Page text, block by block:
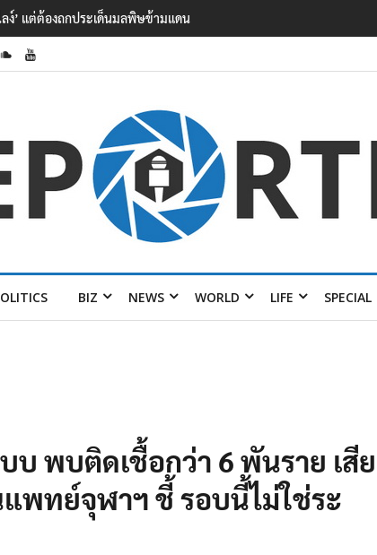
แรงงาน ฉบับใหม่ ขยายกรอบความร่วมมือ 5 ปี
BIZ NEWS WORLD LIFE SPECIAL
บ พบติดเชื้อกว่า 6 พันราย เสีย
พทย์จุฬาฯ ชี้ รอบนี้ไม่ใช่ระ